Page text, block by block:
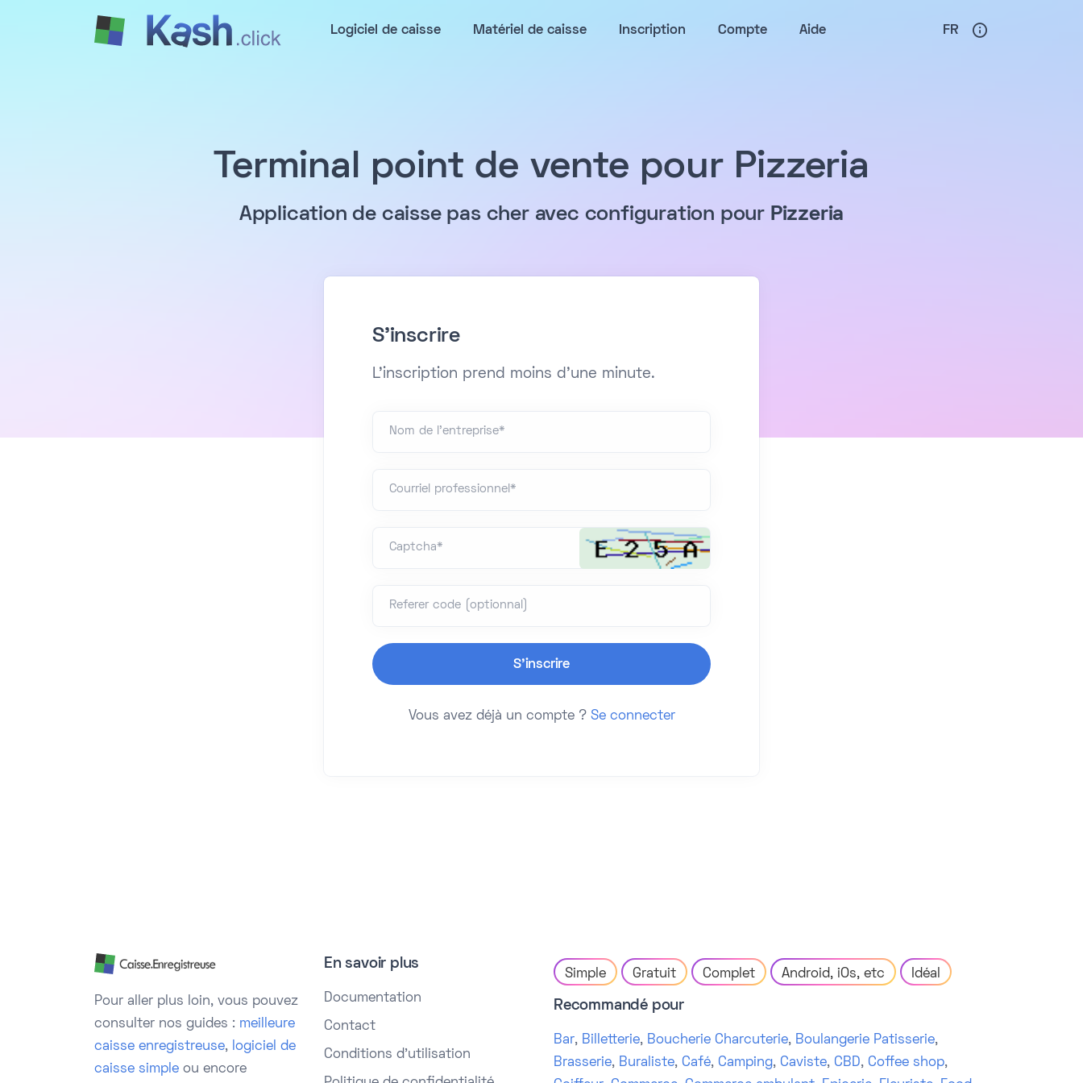
Logiciel de caisse Matériel de caisse Inscription Compte Aide FR
Terminal point de vente pour Pizzeria
Application de caisse pas cher avec configuration pour Pizzeria
S'inscrire
L'inscription prend moins d'une minute.
Nom de l'entreprise*
Courriel professionnel*
Captcha*
Referer code (optionnal)
Vous avez déjà un compte ? Se connecter
Pour aller plus loin, vous pouvez
consulter nos guides : meilleure
caisse enregistreuse, logiciel de
caisse simple ou encore
En savoir plus
Documentation
Contact
Conditions d'utilisation
Simple Gratuit Complet Android, iOs, etc Idéal
Recommandé pour
Bar, Billetterie, Boucherie Charcuterie, Boulangerie Patisserie,
Brasserie, Buraliste, Café, Camping, Caviste, CBD, Coffee shop,